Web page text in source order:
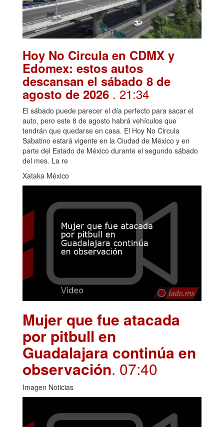
Hoy No Circula en CDMX y
Edomex: estos autos
descansan el sábado 8 de
agosto de 2026 . 21:34
El sábado puede parecer el día perfecto para sacar el
auto, pero este 8 de agosto habrá vehículos que
tendrán que quedarse en casa. El Hoy No Circula
Sabatino estará vigente en la Ciudad de México y en
parte del Estado de México durante el segundo sábado
del mes. La re
Xataka México
Mujer que fue atacada
por pitbull en
Guadalajara continúa en
observación. 07:40
Imagen Noticias